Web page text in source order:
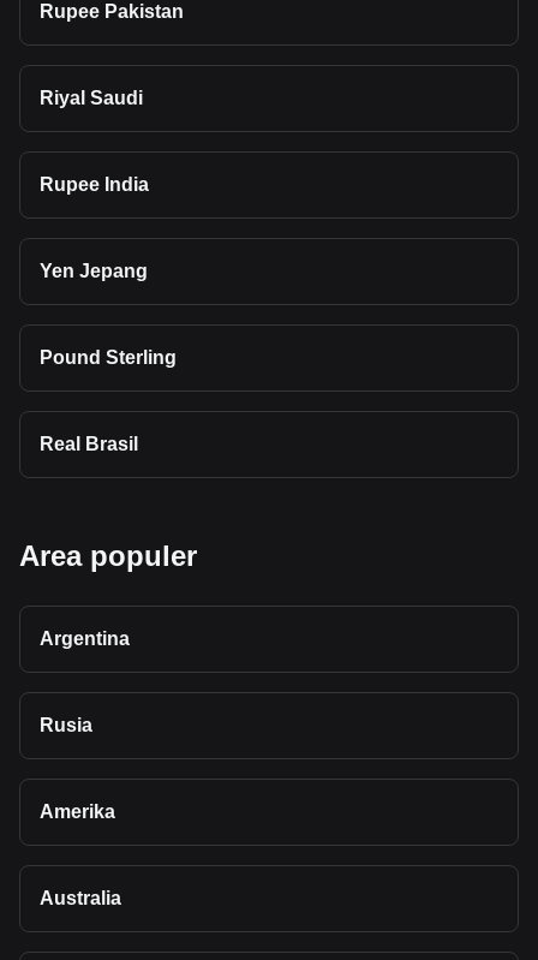
Rupee Pakistan
Riyal Saudi
Rupee India
Yen Jepang
Pound Sterling
Real Brasil
Area populer
Argentina
Rusia
Amerika
Australia